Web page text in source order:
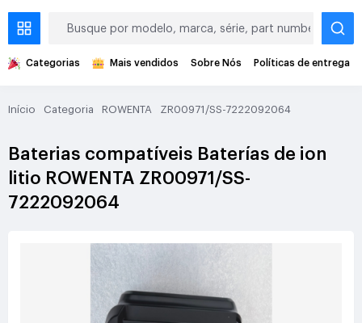
Categorias Mais vendidos Sobre Nós Políticas de entrega
Início Categoria ROWENTA ZR00971/SS-7222092064
Baterias compatíveis Baterías de ion
litio ROWENTA ZR00971/SS-
7222092064